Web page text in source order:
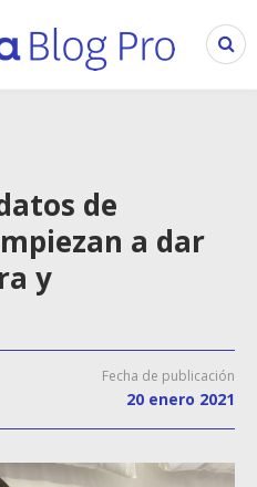
de
a dar
y
Fecha de publicación
20 enero 2021